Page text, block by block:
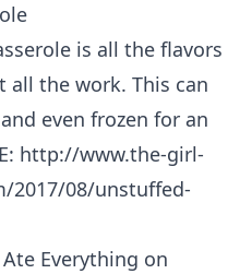
is all the flavors
the work. This can
even frozen for an
http://www.the-girl-
2017/08/unstuffed-
Everything on